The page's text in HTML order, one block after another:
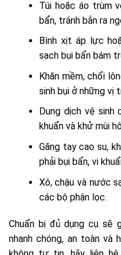
Túi hoặc áo trùm
bẩn, tránh bắn ra
Bình xịt áp lực
sạch bụi bẩn bám
Khăn mềm, chổi
sinh bụi ở những vị
Dung dịch vệ sinh
khuẩn và khử mùi
Găng tay cao su,
phải bụi bẩn, vi
Xô, chậu và nước
các bộ phận lọc.
Chuẩn bị đủ dụng cụ sẽ
nhanh chóng, an toàn và